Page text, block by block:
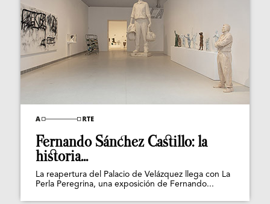
Fernando Sánchez Castillo: la
historia...
La reapertura del Palacio de Velázquez llega con La
Perla Peregrina, una exposición de Fernando...